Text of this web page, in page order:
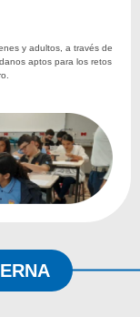
y adultos, a través de
aptos para los retos